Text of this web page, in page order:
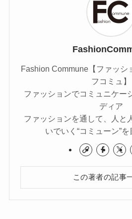
Fashion Commune【ファッシ
フコミュ】
ファッションでコミュニケー
ディア
ファッションを通して、人と
いでいく“コミューン”を
この著者の記事